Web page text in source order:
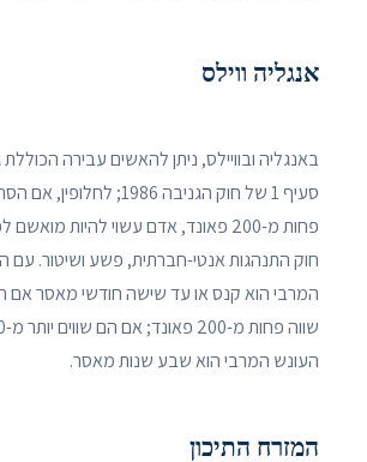
אנגליה ווילס
באנגליה ובוויילס, ניתן להאשים עבירה
סעיף 1 של חוק הגניבה 1986;
חוק התנהגות אנטי-חברתית, פשע ושיטור.
המרבי הוא קנס או עד שישה חודשי מאסר אם
העונש המרבי הוא שבע שנות מאסר.
המזרח התיכון